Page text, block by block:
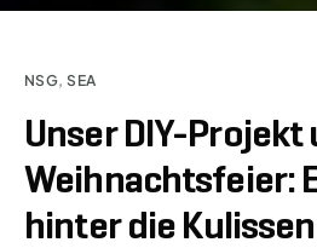
NSG,SEA
Unser DIY-Projekt
Weihnachtsfeier:
hinter die Kulissen